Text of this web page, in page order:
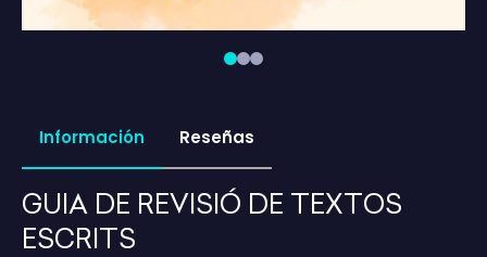
Información Reseñas
GUIA DE REVISIÓ DE TEXTOS
ESCRITS